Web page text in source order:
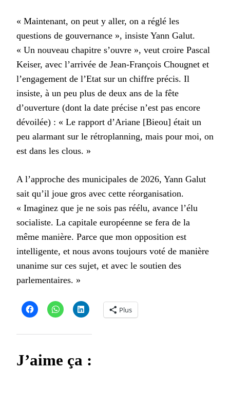
« Maintenant, on peut y aller, on a réglé les
questions de gouvernance », insiste Yann Galut.
« Un nouveau chapitre s’ouvre », veut croire Pascal
Keiser, avec l’arrivée de Jean-François Chougnet et
l’engagement de l’Etat sur un chiffre précis. Il
insiste, à un peu plus de deux ans de la fête
d’ouverture (dont la date précise n’est pas encore
dévoilée) : « Le rapport d’Ariane [Bieou] était un
peu alarmant sur le rétroplanning, mais pour moi, on
est dans les clous. »
A l’approche des municipales de 2026, Yann Galut
sait qu’il joue gros avec cette réorganisation.
« Imaginez que je ne sois pas réélu, avance l’élu
socialiste. La capitale européenne se fera de la
même manière. Parce que mon opposition est
intelligente, et nous avons toujours voté de manière
unanime sur ces sujet, et avec le soutien des
parlementaires. »
Plus
J’aime ça :